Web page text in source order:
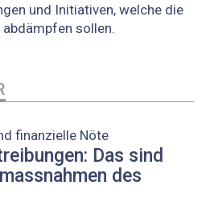
und Initiativen, welche die
sollen.
finanzielle Nöte
Das sind
des